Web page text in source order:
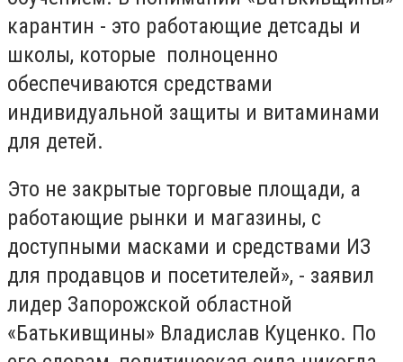
карантин - это работающие детсады и
школы, которые полноценно
обеспечиваются средствами
индивидуальной защиты и витаминами
для детей.
Это не закрытые торговые площади, а
работающие рынки и магазины, с
доступными масками и средствами ИЗ
для продавцов и посетителей», - заявил
лидер Запорожской областной
«Батькивщины» Владислав Куценко. По